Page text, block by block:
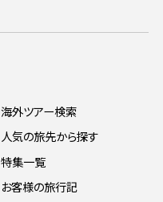
海外ツアー検索
人気の旅先から探す
特集一覧
お客様の旅行記